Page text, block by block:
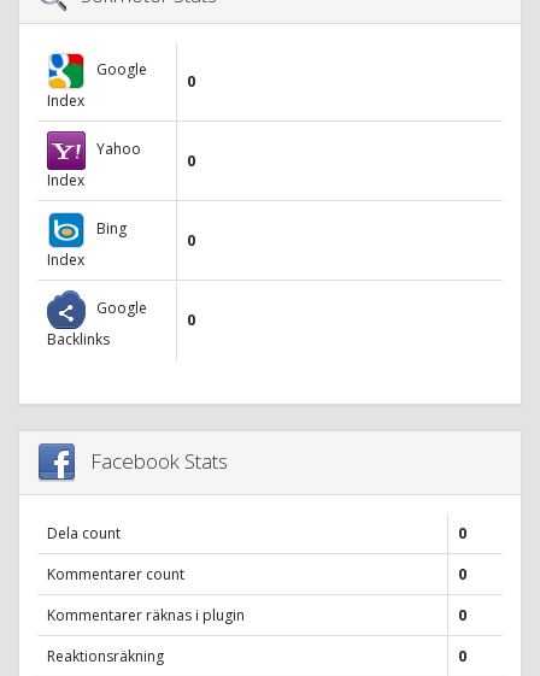
Google
Index
0
Yahoo
Index
0
Bing
Index
0
Google
Backlinks
0
Facebook Stats
Dela count
0
Kommentarer count
0
Kommentarer räknas i plugin
0
Reaktionsräkning
0